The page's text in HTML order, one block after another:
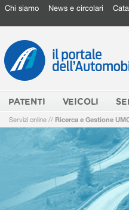
Chi siamo News e circolari
PATENTI VEICOLI
Servizi online // Ricerca e Gestione